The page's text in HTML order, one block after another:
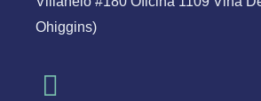
Ohiggins)